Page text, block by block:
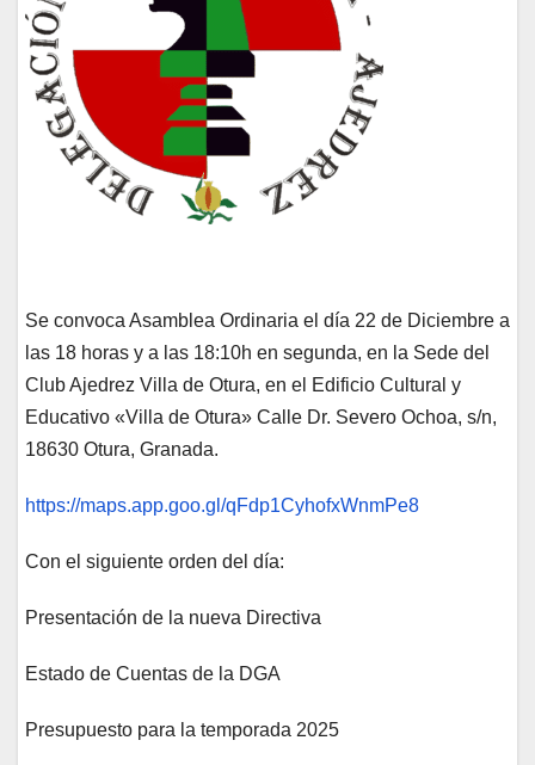
Se convoca Asamblea Ordinaria el día 22 de Diciembre a
las 18 horas y a las 18:10h en segunda, en la Sede del
Club Ajedrez Villa de Otura, en el Edificio Cultural y
Educativo «Villa de Otura» Calle Dr. Severo Ochoa, s/n,
18630 Otura, Granada.
https://maps.app.goo.gl/qFdp1CyhofxWnmPe8
Con el siguiente orden del día:
Presentación de la nueva Directiva
Estado de Cuentas de la DGA
Presupuesto para la temporada 2025